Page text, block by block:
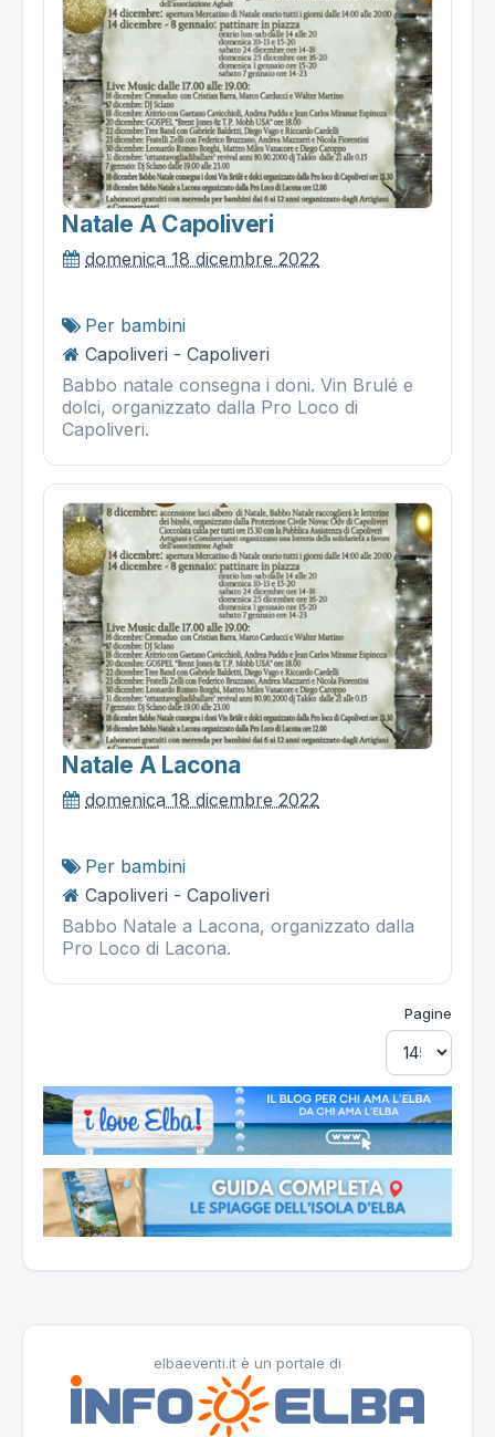
Natale A Capoliveri
domenica 18 dicembre 2022
Per bambini
Capoliveri - Capoliveri
Babbo natale consegna i doni. Vin Brulé e
dolci, organizzato dalla Pro Loco di
Capoliveri.
Natale A Lacona
domenica 18 dicembre 2022
Per bambini
Capoliveri - Capoliveri
Babbo Natale a Lacona, organizzato dalla
Pro Loco di Lacona.
Pagine
elbaeventi.it è un portale di